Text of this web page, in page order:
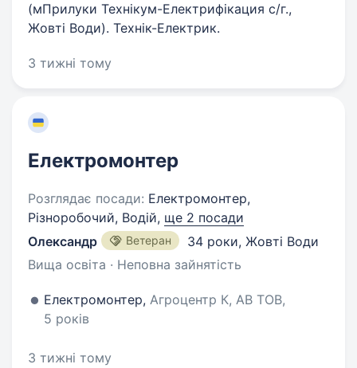
(мПрилуки Технікум-Електрифікация с/г.,
Жовті Води). Технік-Електрик.
3 тижні тому
Електромонтер
Розглядає посади: Електромонтер,
Різноробочий, Водій, ще 2 посади
Олександр
Ветеран 34 роки, Жовті Води
Вища освіта · Неповна зайнятість
Електромонтер, Агроцентр К, АВ ТОВ,
5 років
3 тижні тому